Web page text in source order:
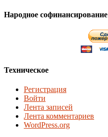
Народное софинансирование
Техническое
Регистрация
Войти
Лента записей
Лента комментариев
WordPress.org